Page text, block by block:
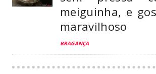
meiguinha, e
maravilhoso
BRAGANÇA